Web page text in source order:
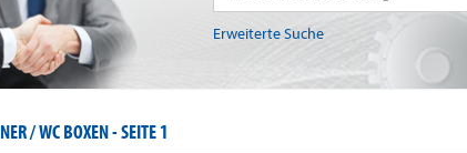
Erweiterte Suche
/ WC BOXEN -SEITE 1